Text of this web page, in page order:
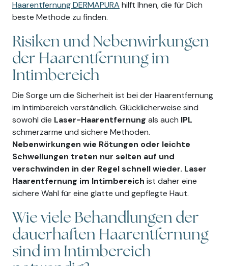
Haarentfernung DERMAPURA hilft Ihnen, die für Dich
beste Methode zu finden.
Risiken und Nebenwirkungen
der Haarentfernung im
Intimbereich
Die Sorge um die Sicherheit ist bei der Haarentfernung
im Intimbereich verständlich. Glücklicherweise sind
sowohl die Laser-Haarentfernung als auch IPL
schmerzarme und sichere Methoden.
Nebenwirkungen wie Rötungen oder leichte
Schwellungen treten nur selten auf und
verschwinden in der Regel schnell wieder. Laser
Haarentfernung im Intimbereich ist daher eine
sichere Wahl für eine glatte und gepflegte Haut.
Wie viele Behandlungen der
dauerhaften Haarentfernung
sind im Intimbereich